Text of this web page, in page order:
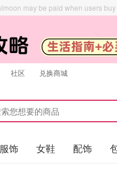
may be paid when users buy
社区 兑换商城
饰 女鞋 配饰